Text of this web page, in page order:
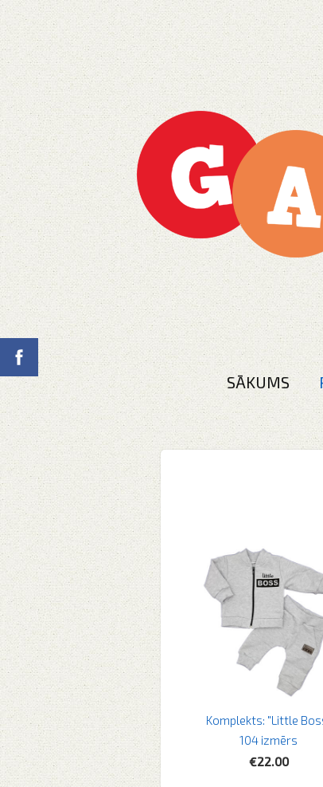
SĀKUMS
Komplekts: "Little
104 izmērs
€22.00